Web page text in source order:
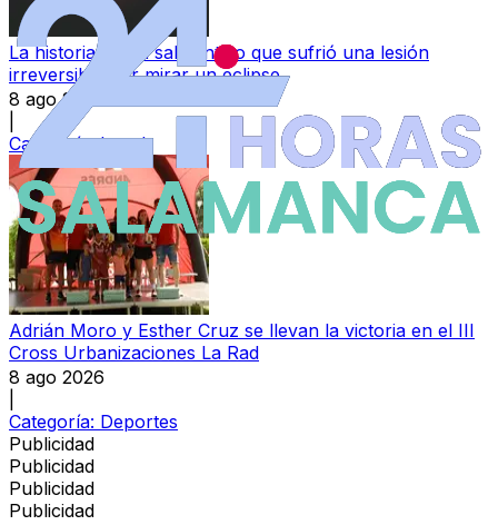
La historia de un salmantino que sufrió una lesión
irreversible por mirar un eclipse
8 ago 2026
Categoría:Local
Adrián Moro y Esther Cruz se llevan la victoria en el III
Cross Urbanizaciones La Rad
8 ago 2026
Categoría: Deportes
Publicidad
Publicidad
Publicidad
Publicidad